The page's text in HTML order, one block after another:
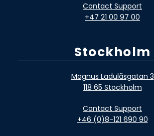
Contact Support
+47 21 00 97 00
Stockholm
Magnus Ladulåsgatan 3
118 65 Stockholm
Contact Support
+46 (0)8-121 690 90